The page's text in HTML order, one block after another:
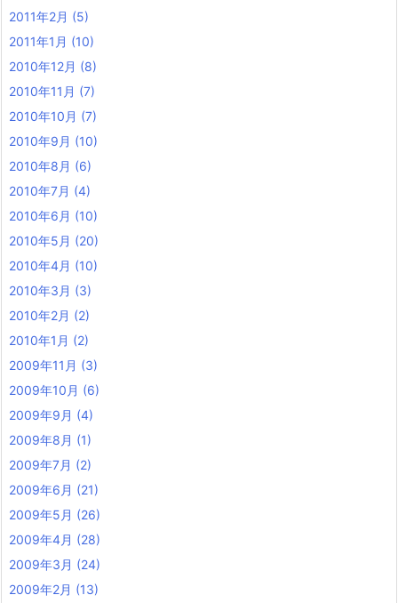
2011年2月 (5)
2011年1月 (10)
2010年12月 (8)
2010年11月 (7)
2010年10月 (7)
2010年9月 (10)
2010年8月 (6)
2010年7月 (4)
2010年6月 (10)
2010年5月 (20)
2010年4月 (10)
2010年3月 (3)
2010年2月 (2)
2010年1月 (2)
2009年11月 (3)
2009年10月 (6)
2009年9月 (4)
2009年8月 (1)
2009年7月 (2)
2009年6月 (21)
2009年5月 (26)
2009年4月 (28)
2009年3月 (24)
2009年2月 (13)